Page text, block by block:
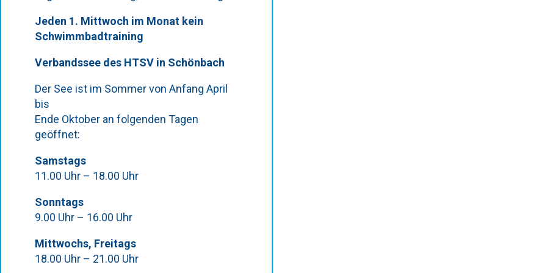
Jeden 1. Mittwoch im Monat kein
Schwimmbadtraining
Verbandssee des HTSV in Schönbach
Der See ist im Sommer von Anfang April
bis
Ende Oktober an folgenden Tagen
geöffnet:
Samstags
11.00 Uhr – 18.00 Uhr
Sonntags
9.00 Uhr – 16.00 Uhr
Mittwochs, Freitags
18.00 Uhr – 21.00 Uhr